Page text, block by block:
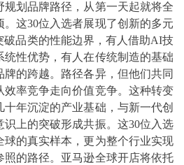
规划品牌路径，从第一天起就将全
这30位入选者展现了创新的多元
破品类的性能边界，有人借助AI技
性优势，有人在传统制造的基础
牌的跨越。路径各异，但他们共同
效率竞争走向价值竞争。这种转变
年沉淀的产业基础，与新一代创
上的突破形成共振。这30位入选
球的真实样本，更为整个行业实现
照的路径。亚马逊全球开店将依托